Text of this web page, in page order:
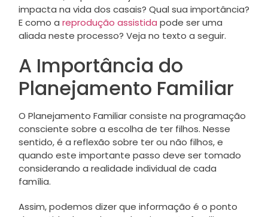
impacta na vida dos casais? Qual sua importância?
E como a reprodução assistida pode ser uma
aliada neste processo? Veja no texto a seguir.
A Importância do
Planejamento Familiar
O Planejamento Familiar consiste na programação
consciente sobre a escolha de ter filhos. Nesse
sentido, é a reflexão sobre ter ou não filhos, e
quando este importante passo deve ser tomado
considerando a realidade individual de cada
família.
Assim, podemos dizer que informação é o ponto